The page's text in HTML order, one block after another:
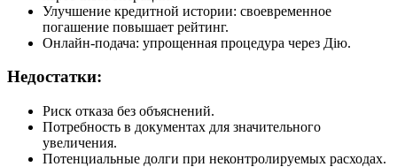
Улучшение кредитной истории: своевременное
погашение повышает рейтинг.
Онлайн-подача: упрощенная процедура через Дію.
Недостатки:
Риск отказа без объяснений.
Потребность в документах для значительного
увеличения.
Потенциальные долги при неконтролируемых расходах.